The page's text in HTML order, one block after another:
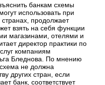
банкам схемы
использовать при
продолжает
взять на себя функции
магазинами, отелями и
директор практики по
компаниям
Бледнова. По мнению
не должна
других стран, если
банк, соответствует